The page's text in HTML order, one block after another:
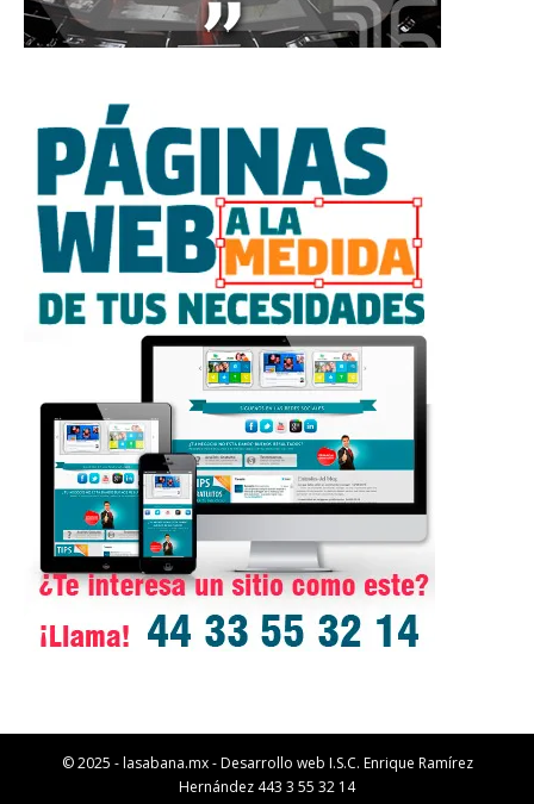
© 2025 - lasabana.mx - Desarrollo web I.S.C. Enrique Ramírez
Hernández 443 3 55 32 14